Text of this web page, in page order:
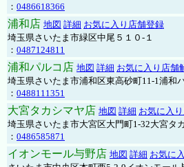
： 0486618366
浦和店 地図 詳細 お気に入り店舗登録
埼玉県さいたま市緑区中尾５１０-１
： 0487124811
浦和パルコ店 地図 詳細 お気に入り店舗
埼玉県さいたま市浦和区東高砂町11-1浦和
： 0488111351
大宮タカシマヤ店 地図 詳細 お気に入
埼玉県さいたま市大宮区大門町1-32大宮タ
： 0486585871
イオンモール与野店 地図 詳細 お気に